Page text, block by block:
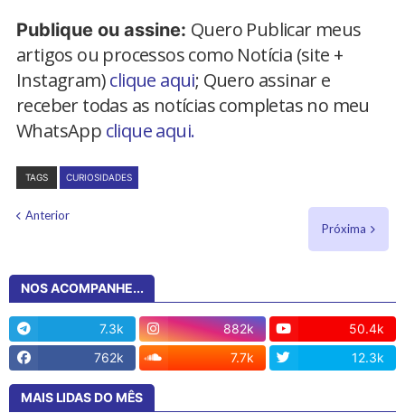
Publique ou assine: Quero Publicar meus
artigos ou processos como Notícia (site +
Instagram)clique aqui; Quero assinar e
receber todas as notícias completas no meu
WhatsApp clique aqui.
TAGS CURIOSIDADES
Anterior
Próxima
NOS ACOMPANHE...
7.3k 882k
50.4k
762k
7.7k 12.3k
MAIS LIDAS DO MÊS